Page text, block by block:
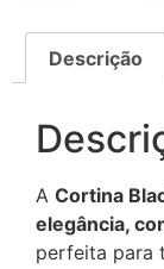
Descrição
A Cortina
elegância,
perfeita para